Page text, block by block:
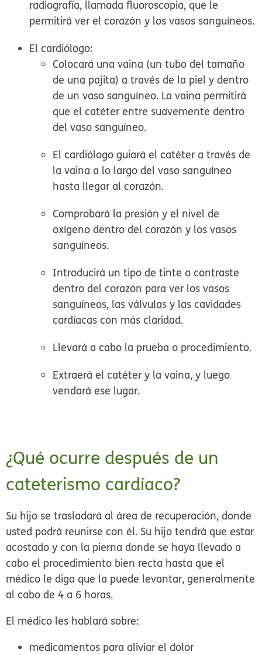
radiografía, llamada fluoroscopia, que le
permitirá ver el corazón y los vasos sanguíneos.
El cardiólogo:
Colocará una vaina (un tubo del tamaño
de una pajita) a través de la piel y dentro
de un vaso sanguíneo. La vaina permitirá
que el catéter entre suavemente dentro
del vaso sanguíneo.
El cardiólogo guiará el catéter a través de
la vaina a lo largo del vaso sanguíneo
hasta llegar al corazón.
Comprobará la presión y el nivel de
oxígeno dentro del corazón y los vasos
sanguíneos.
Introducirá un tipo de tinte o contraste
dentro del corazón para ver los vasos
sanguíneos, las válvulas y las cavidades
cardíacas con más claridad.
Llevará a cabo la prueba o procedimiento.
Extraerá el catéter y la vaina, y luego
vendará ese lugar.
¿Qué ocurre después de un
cateterismo cardíaco?
Su hijo se trasladará al área de recuperación, donde
usted podrá reunirse con él. Su hijo tendrá que estar
acostado y con la pierna donde se haya llevado a
cabo el procedimiento bien recta hasta que el
médico le diga que la puede levantar, generalmente
al cabo de 4 a 6 horas.
El médico les hablará sobre:
medicamentos para aliviar el dolor